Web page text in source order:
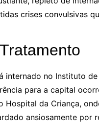
crises convulsivas
internado no Instituto
para a capital
Hospital da Criança,
ansiosamente por